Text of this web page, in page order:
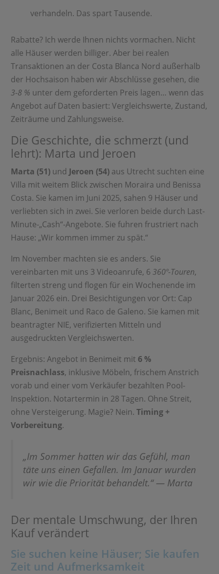
verhandeln. Das spart Tausende.
Rabatte? Ich werde Ihnen nichts vormachen. Nicht
alle Häuser werden billiger. Aber bei realen
Transaktionen an der Costa Blanca Nord außerhalb
der Hochsaison haben wir Abschlüsse gesehen, die
3-8 % unter dem geforderten Preis lagen… wenn das
Angebot auf Daten basiert: Vergleichswerte, Zustand,
Zeiträume und Zahlungsweise.
Die Geschichte, die schmerzt (und
lehrt): Marta und Jeroen
Marta (51) und Jeroen (54) aus Utrecht suchten eine
Villa mit weitem Blick zwischen Moraira und Benissa
Costa. Sie kamen im Juni 2025, sahen 9 Häuser und
verliebten sich in zwei. Sie verloren beide durch Last-
Minute-„Cash“-Angebote. Sie fuhren frustriert nach
Hause: „Wir kommen immer zu spät.“
Im November machten sie es anders. Sie
vereinbarten mit uns 3 Videoanrufe, 6360º-Touren,
filterten streng und flogen für ein Wochenende im
Januar 2026 ein. Drei Besichtigungen vor Ort: Cap
Blanc, Benimeit und Raco de Galeno. Sie kamen mit
beantragter NIE, verifizierten Mitteln und
ausgedruckten Vergleichswerten.
Ergebnis: Angebot in Benimeit mit 6 %
Preisnachlass, inklusive Möbeln, frischem Anstrich
vorab und einer vom Verkäufer bezahlten Pool-
Inspektion. Notartermin in 28 Tagen. Ohne Streit,
ohne Versteigerung. Magie? Nein.Timing +
Vorbereitung.
„Im Sommer hatten wir das Gefühl, man
täte uns einen Gefallen. Im Januar wurden
wir wie die Priorität behandelt.“ — Marta
Der mentale Umschwung, der Ihren
Kauf verändert
Sie suchen keine Häuser; Sie kaufen
Zeit und Aufmerksamkeit